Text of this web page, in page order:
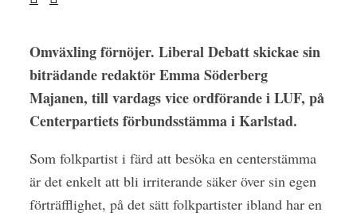
Omväxling förnöjer. Liberal Debatt skickae sin
biträdande redaktör Emma Söderberg
Majanen, till vardags vice ordförande i LUF, på
Centerpartiets förbundsstämma i Karlstad.
Som folkpartist i färd att besöka en centerstämma
är det enkelt att bli irriterande säker över sin egen
förträfflighet, på det sätt folkpartister ibland har en